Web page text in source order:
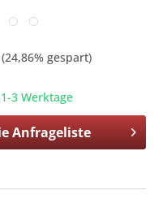
(24,86% gespart)
3 Werktage
Anfrageliste